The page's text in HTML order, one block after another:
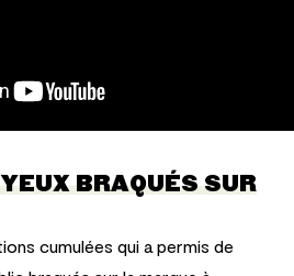
BRAQUÉS SUR
cumulées qui a permis de